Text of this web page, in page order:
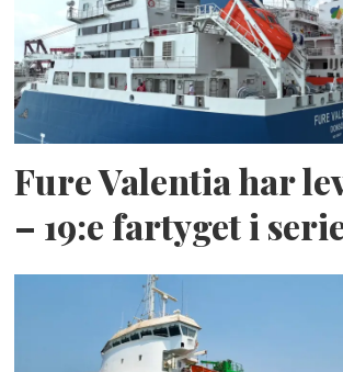
Fure Valentia har
– 19:e fartyget i